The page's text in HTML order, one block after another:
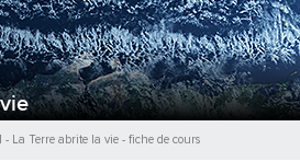
- La Terre abrite la vie - fiche de cours